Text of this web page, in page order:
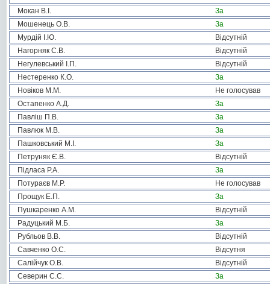
Мокан В.І.
За
Мошенець О.В.
За
Мурдій І.Ю.
Відсутній
Нагорняк С.В.
Відсутній
Негулевський І.П.
Відсутній
Нестеренко К.О.
За
Новіков М.М.
Не голосував
Остапенко А.Д.
За
Павліш П.В.
За
Павлюк М.В.
За
Пашковський М.І.
За
Петруняк Є.В.
Відсутній
Підласа Р.А.
За
Потураєв М.Р.
Не голосував
Прощук Е.П.
За
Пушкаренко А.М.
Відсутній
Радуцький М.Б.
За
Рубльов В.В.
Відсутній
Савченко О.С.
Відсутня
Салійчук О.В.
Відсутній
Северин С.С.
За